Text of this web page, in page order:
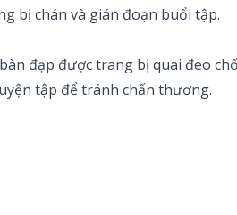
bị chán và gián đoạn buổi tập.
đạp được trang bị quai đeo
tập để tránh chấn thương.